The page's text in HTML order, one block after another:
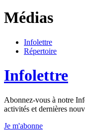
Médias
Infolettre
Répertoire
Infolettre
Abonnez-vous à notre
activités et dernières
Je m'abonne